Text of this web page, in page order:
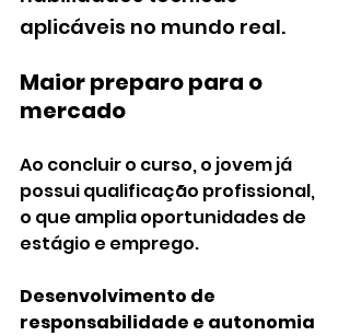
aplicáveis no mundo real.
Maior preparo para o
mercado
Ao concluir o curso, o jovem já
possui qualificação profissional,
o que amplia oportunidades de
estágio e emprego.
Desenvolvimento de
responsabilidade e autonomia